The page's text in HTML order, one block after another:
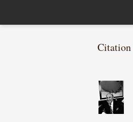
Citation